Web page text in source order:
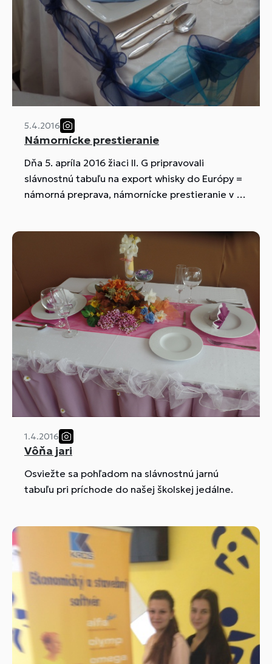
5.4.2016
Námornícke prestieranie
Dňa 5. apríla 2016 žiaci II. G pripravovali
slávnostnú tabuľu na export whisky do Európy =
námorná preprava, námornícke prestieranie v ŠJ
1.4.2016
Vôňa jari
Osviežte sa pohľadom na slávnostnú jarnú
tabuľu pri príchode do našej školskej jedálne.